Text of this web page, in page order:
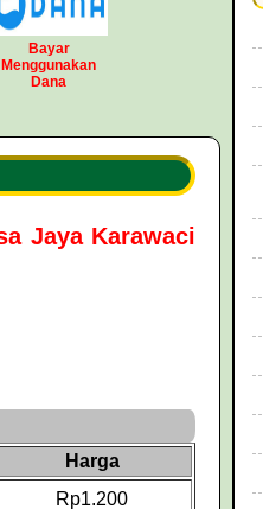
Bayar
Menggunakan
Dana
Jaya Karawaci
Harga
Rp1.200